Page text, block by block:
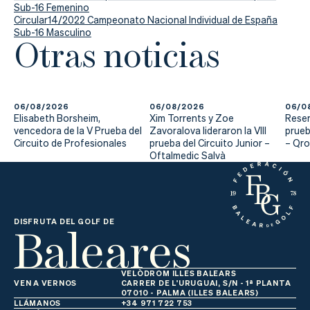
Actualidad
Tienda
Sub-16 Femenino
Circular14/2022 Campeonato Nacional Individual de España
Sub-16 Masculino
Otras noticias
06/08/2026
Elisabeth Borsheim,
vencedora de la V Prueba del
Circuito de Profesionales
06/08/2026
Xim Torrents y Zoe
Zavoralova lideraron la VIII
prueba del Circuito Junior –
Oftalmedic Salvà
06/
–
DISFRUTA DEL GOLF DE
Baleares
VEN A VERNOS
VELÒDROM ILLES BALEARS
CARRER DE L'URUGUAI, S/N - 1ª PLANTA
07010 - PALMA (ILLES BALEARS)
LLÁMANOS
+34 971 722 753